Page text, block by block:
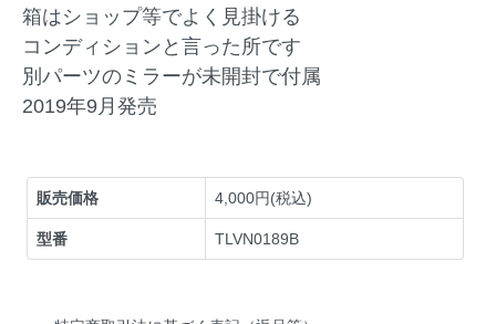
箱はショップ等でよく見掛ける
コンディションと言った所です
別パーツのミラーが未開封で付属
2019年9月発売
販売価格 4,000円(税込)
型番 TLVN0189B